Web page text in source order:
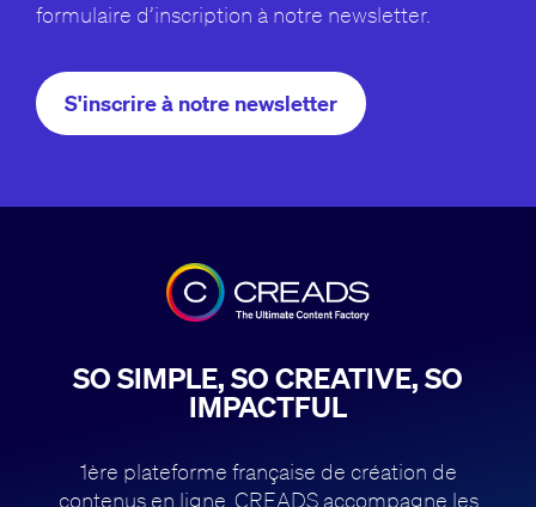
formulaire d’inscription à notre newsletter.
S'inscrire à notre newsletter
SO SIMPLE, SO CREATIVE, SO
IMPACTFUL
1ère plateforme française de création de
contenus en ligne, CREADS accompagne les